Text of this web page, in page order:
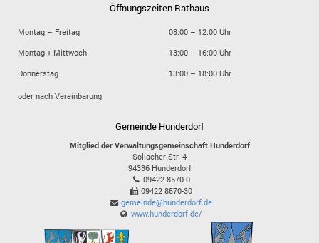
Öffnungszeiten Rathaus
Montag – Freitag
08:00 – 12:00 Uhr
Montag + Mittwoch
13:00 – 16:00 Uhr
Donnerstag
13:00 – 18:00 Uhr
oder nach Vereinbarung
Gemeinde Hunderdorf
Mitglied der Verwaltungsgemeinschaft Hunderdorf
Sollacher Str. 4
94336 Hunderdorf
09422 8570-0
09422 8570-30
gemeinde@hunderdorf.de
www.hunderdorf.de/